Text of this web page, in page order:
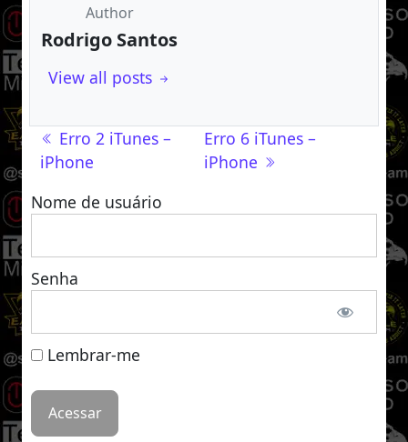
Author
Rodrigo Santos
View all posts
Navegação de post
Erro 2 iTunes –
iPhone
Erro 6 iTunes –
iPhone
Nome de usuário
Senha
Lembrar-me